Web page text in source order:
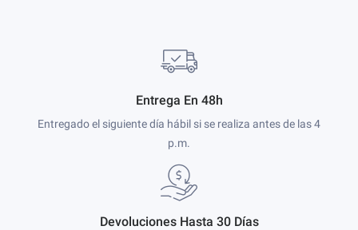
Entrega En 48h
Entregado el siguiente día hábil si se realiza antes de las 4
p.m.
Devoluciones Hasta 30 Días